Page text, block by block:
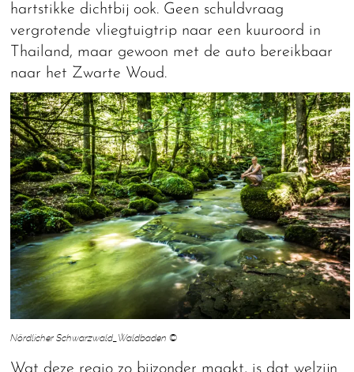
hartstikke dichtbij ook. Geen schuldvraag
vergrotende vliegtuigtrip naar een kuuroord in
Thailand, maar gewoon met de auto bereikbaar
naar het Zwarte Woud.
Nördlicher Schwarzwald_Waldbaden ©
Wat deze regio zo bijzonder maakt, is dat welzijn